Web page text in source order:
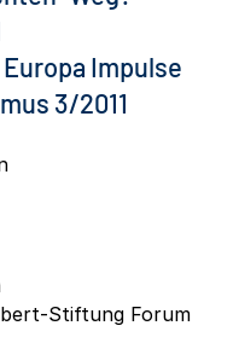
Impulse
3/2011
Stiftung Forum